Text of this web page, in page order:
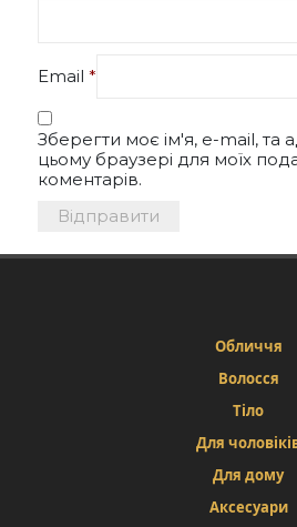
Email *
Зберегти моє ім'я, e-mail, та
цьому браузері для моїх
коментарів.
Обличчя
Волосся
Тіло
Для
Для дому
Аксесуари